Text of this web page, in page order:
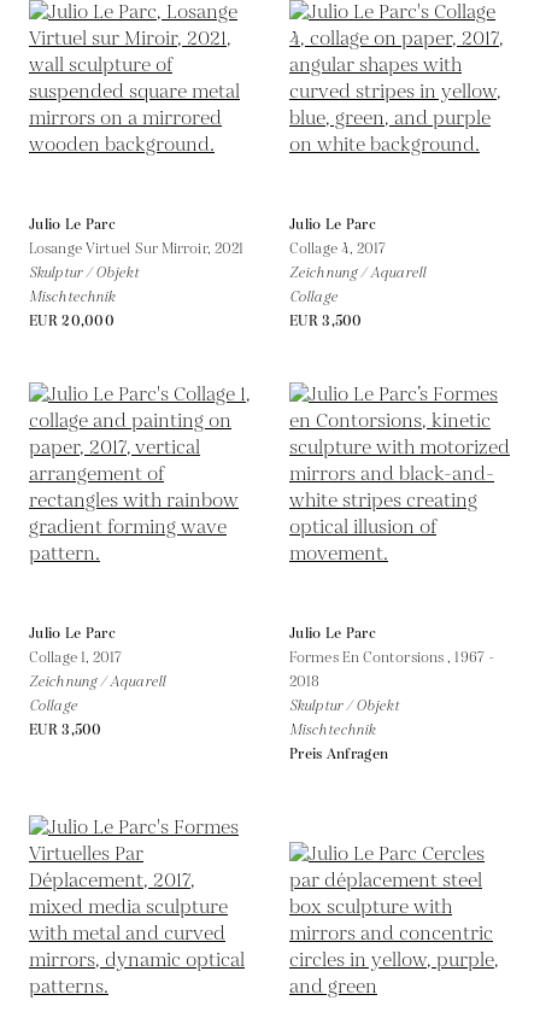
Julio Le Parc
Losange Virtuel Sur Mirroir, 2021
Skulptur / Objekt
Mischtechnik
EUR 20,000
Julio Le Parc
Collage 4,2017
Zeichnung / Aquarell
Collage
EUR 3,500
Julio Le Parc
Collage 1,2017
Zeichnung / Aquarell
Collage
EUR 3,500
Julio Le Parc
Formes En Contorsions ,1967 -
2018
Skulptur / Objekt
Mischtechnik
Preis Anfragen